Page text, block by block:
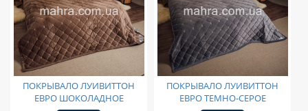
ПОКРЫВАЛО ЛУИВИТТОН
ЕВРО ШОКОЛАДНОЕ
ПОКРЫВАЛО ЛУИВИТТОН
ЕВРО ТЕМНО-СЕРОЕ